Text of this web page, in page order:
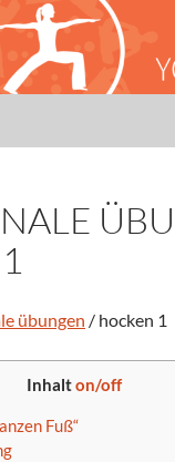
übungen / hocken 1
Inhalton/off
Fuß“